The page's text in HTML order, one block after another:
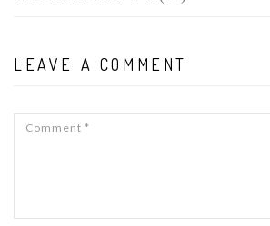
LEAVE A COMMENT